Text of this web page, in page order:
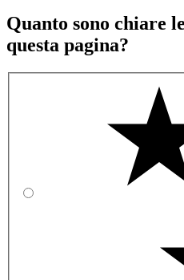
Quanto sono chiare
questa pagina?